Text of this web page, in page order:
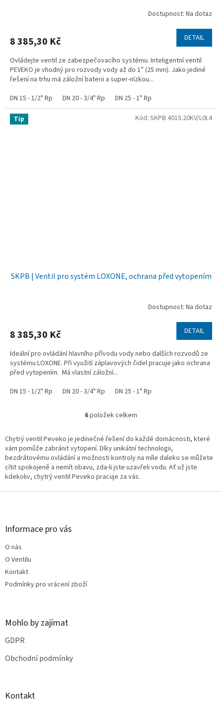
Dostupnost: Na dotaz
8 385,30 Kč DETAIL
Ovládejte ventil ze zabezpečovacího systému. Inteligentní ventil
PEVEKO je vhodný pro rozvody vody až do 1” (25 mm). Jako jediné
řešení na trhu má záložní baterii a super-nízkou...
DN 15 - 1/2" Rp
DN 20 - 3/4" Rp DN 25 - 1" Rp
Tip
SKPB | Ventil pro systém LOXONE, ochrana před vytopením
Dostupnost: Na dotaz
8 385,30 Kč DETAIL
Ideální pro ovládání hlavního přívodu vody nebo dalších rozvodů ze
systému LOXONE. Při využití záplavových čidel pracuje jako ochrana
před vytopením. Má vlastní záložní...
DN 15 - 1/2" Rp
DN 20 - 3/4" Rp DN 25 - 1" Rp
Kód: SKPB 4015.20KV/L0L4
O
l
á
d
a
c
p
6položek celkem
Chytrý ventil Peveko je jedinečné řešení do každé domácnosti, které
vám pomůže zabránit vytopení. Díky unikátní technologii,
bezdrátovému ovládání a možnosti kontroly na míle daleko se můžete
cítit spokojeně a nemít obavu, zda-li jste uzavřeli vodu. Ať už jste
kdekoliv, chytrý ventil Peveko pracuje za vás.
Z
Informace pro vás
O nás
O Ventilu
Kontakt
Podmínky pro vrácení zboží
Mohlo by zajímat
GDPR
Obchodní podmínky
Kontakt